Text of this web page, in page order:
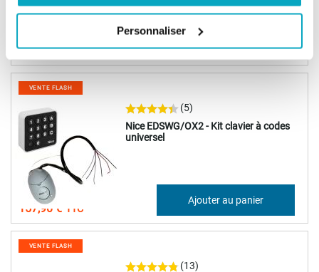
Personnaliser
136,63 €
VENTE FLASH
Nice EDSWG/OX2 - Kit clavier à codes
universel
(5)
157,90 €
131,58 € Ajouter au panier
VENTE FLASH
(13)